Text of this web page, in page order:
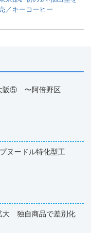
／キーコーヒー
阪⑤ 〜阿倍野区
ヌードル特化型工
大 独自商品で差別化